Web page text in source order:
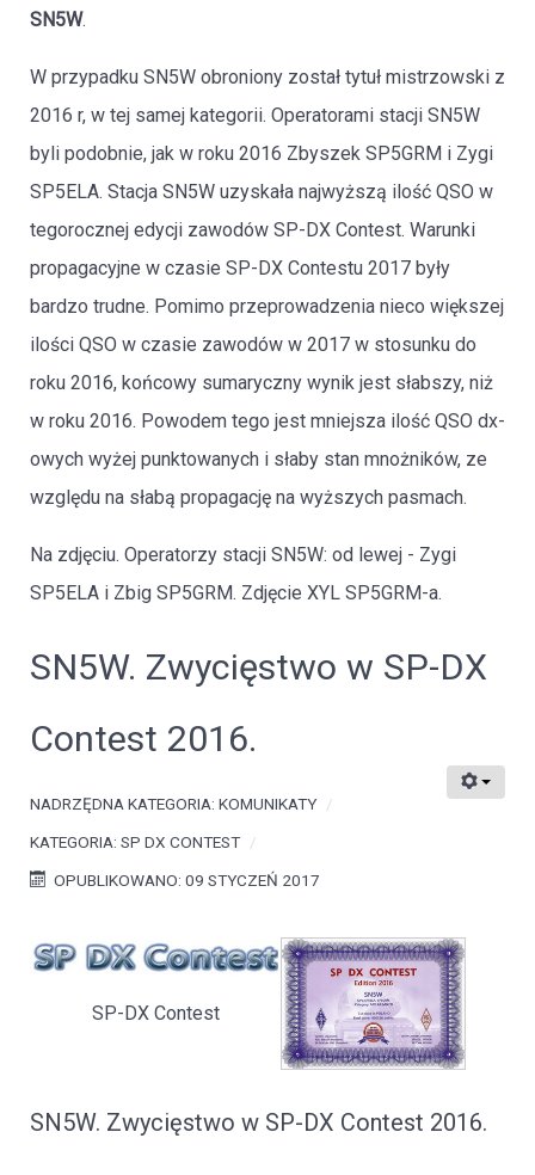
SN5W.
W przypadku SN5W obroniony został tytuł mistrzowski z
2016 r, w tej samej kategorii. Operatorami stacji SN5W
byli podobnie, jak w roku 2016 Zbyszek SP5GRM i Zygi
SP5ELA. Stacja SN5W uzyskała najwyższą ilość QSO w
tegorocznej edycji zawodów SP-DX Contest. Warunki
propagacyjne w czasie SP-DX Contestu 2017 były
bardzo trudne. Pomimo przeprowadzenia nieco większej
ilości QSO w czasie zawodów w 2017 w stosunku do
roku 2016, końcowy sumaryczny wynik jest słabszy, niż
w roku 2016. Powodem tego jest mniejsza ilość QSO dx-
owych wyżej punktowanych i słaby stan mnożników, ze
względu na słabą propagację na wyższych pasmach.
Na zdjęciu. Operatorzy stacji SN5W: od lewej - Zygi
SP5ELA i Zbig SP5GRM. Zdjęcie XYL SP5GRM-a.
SN5W. Zwycięstwo w SP-DX
Contest 2016.
NADRZĘDNA KATEGORIA: KOMUNIKATY
KATEGORIA: SP DX CONTEST
OPUBLIKOWANO: 09 STYCZEŃ 2017
SP-DX Contest
SN5W. Zwycięstwo w SP-DX Contest 2016.